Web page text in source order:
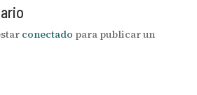
conectado para publicar un